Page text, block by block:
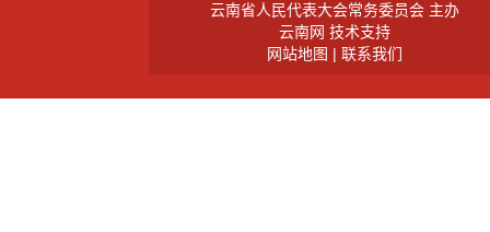
云南省人民代表大会常务委员会 主办
云南网 技术支持
网站地图 | 联系我们